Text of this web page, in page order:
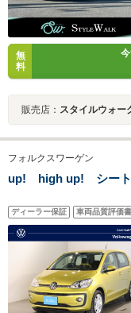
無
料
販売店： スタイルウォー
フォルクスワーゲン
up! high up! シート
ディーラー保証 車両品質評価